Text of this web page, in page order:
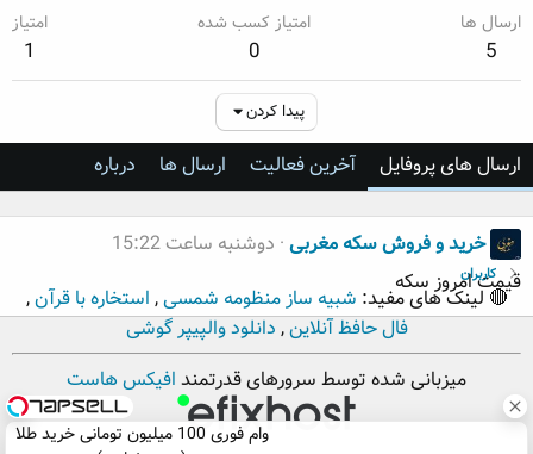
وام فوری 100 میلیون تومانی خرید طلا
ارسال ها
5
امتیاز کسب شده
0
امتیاز
1
پیدا کردن
ارسال های پروفایل آخرین فعالیت ارسال ها درباره
خرید و فروش سکه مغربی دوشنبه ساعت 15:22
قیمت امروز سکه
کاربران
🔴 لینک های مفید: شبیه ساز منظومه شمسی, استخاره با قرآن,
فال حافظ آنلاین, دانلود والپیپر گوشی
میزبانی شده توسط سرورهای قدرتمند افیکس هاست